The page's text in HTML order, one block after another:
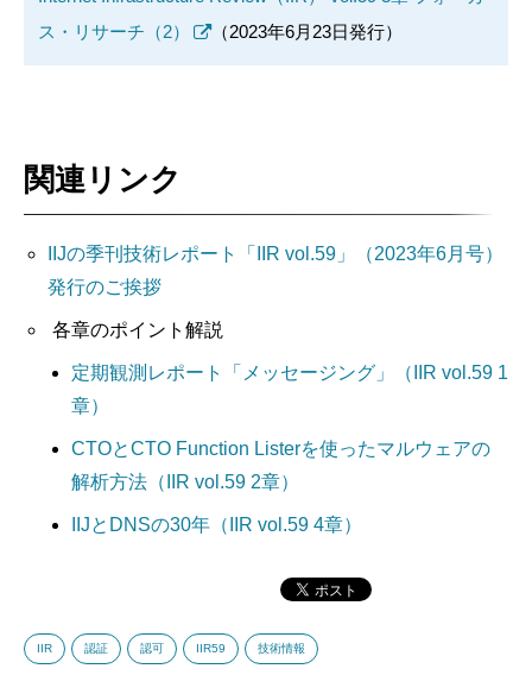
ス・リサーチ（2）
（2023年6月23日発行）
関連リンク
IIJの季刊技術レポート「IIR vol.59」（2023年6月号）
発行のご挨拶
各章のポイント解説
定期観測レポート「メッセージング」（IIR vol.59 1
章）
CTOとCTO Function Listerを使ったマルウェアの
解析方法（IIR vol.59 2章）
IIJとDNSの30年（IIR vol.59 4章）
IIR 認証 認可 IIR59 技術情報